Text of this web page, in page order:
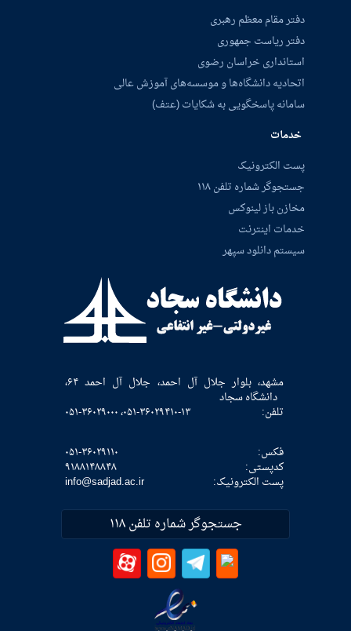
دفتر مقام معظم رهبری
دفتر ریاست جمهوری
استانداری خراسان رضوی
اتحادیه دانشگاه‌ها و موسسه‌های آموزش عالی
سامانه پاسخگویی به شکایات (عتف)
خدمات
پست الکترونیک
جستجوگر شماره تلفن ۱۱۸
مخازن باز لینوکس
خدمات اینترنت
سیستم دانلود سپهر
مشهد، بلوار جلال آل احمد، جلال آل احمد ۶۴،
دانشگاه سجاد
تلفن: ۰۵۱-۳۶۰۲۹۴۱۰-۱۳، ۰۵۱-۳۶۰۲۹۰۰۰
فکس: ۰۵۱-۳۶۰۲۹۱۱۰
كدپستی: ۹۱۸۸۱۴۸۸۴۸
پست الکترونیک: info@sadjad.ac.ir
جستجوگر شماره تلفن ۱۱۸